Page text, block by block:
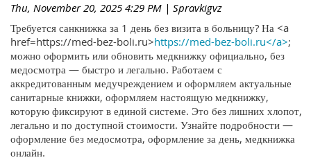
Thu, November 20, 2025 4:29 PM | Spravkigvz
Требуется санкнижка за 1 день без визита в больницу? На <a
href=https://med-bez-boli.ru>https://med-bez-boli.ru</a>;
можно оформить или обновить медкнижку официально, без
медосмотра — быстро и легально. Работаем с
аккредитованным медучреждением и оформляем актуальные
санитарные книжки, оформляем настоящую медкнижку,
которую фиксируют в единой системе. Это без лишних хлопот,
легально и по доступной стоимости. Узнайте подробности —
оформление без медосмотра, оформление за день, медкнижка
онлайн.